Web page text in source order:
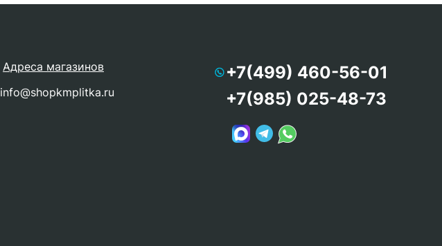
Адреса магазинов
info@shopkmplitka.ru
+7(499) 460-56-01
+7(985) 025-48-73